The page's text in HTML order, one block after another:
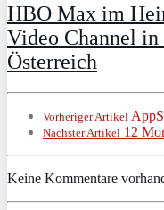
HBO Max im
Video Channel in
Österreich
Vorheriger Artikel
Nächster Artikel 12
Keine Kommentare